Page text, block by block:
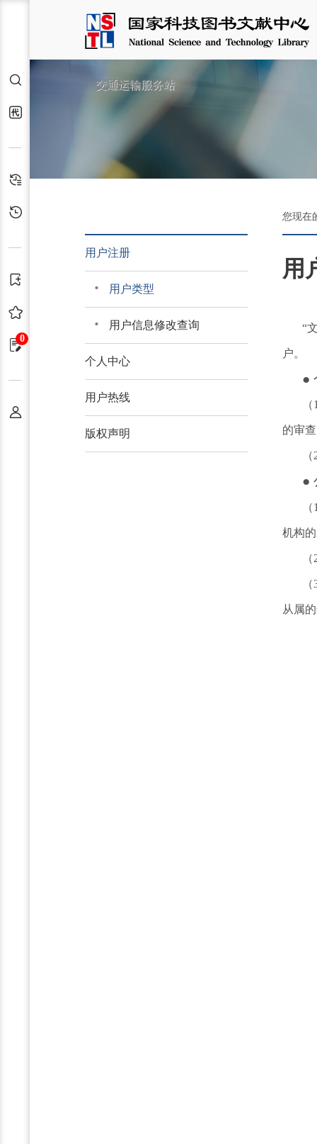
检索历史
0
交通运输服务站
用户注册
用户类型
用户信息修改查询
个人中心
用户热线
版权声明
您现在
用
“
户。
●
的审
●
机构
从属